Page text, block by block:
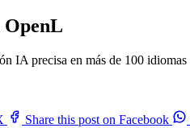
OpenL
IA precisa en más de 100
Share this post on Facebook